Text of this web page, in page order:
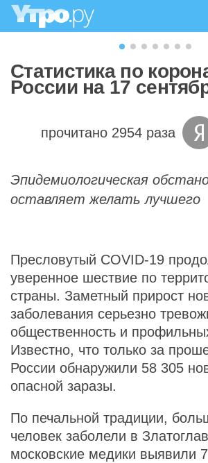
Статистика по
России на 17
прочитано 2954 раза
Эпидемиологическая
оставляет желать лучшего
Пресловутый COVID-19
уверенное шествие по
страны. Заметный прирост
заболевания серьезно
общественность и
Известно, что только за
России обнаружили 58 305
опасной заразы.
По печальной традиции,
человек заболели в
московские медики выявили